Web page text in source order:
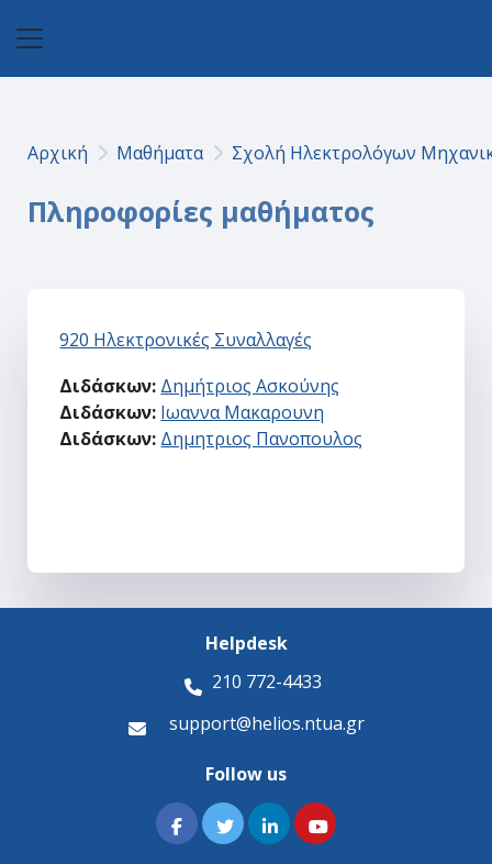
Αρχική Μαθήματα Σχολή Ηλεκτρολόγων
Πληροφορίες μαθήματος
920 Ηλεκτρονικές Συναλλαγές
Διδάσκων: Δημήτριος Ασκούνης
Διδάσκων: Ιωαννα Μακαρουνη
Διδάσκων: Δημητριος Πανοπουλος
Helpdesk
210 772-4433
support@helios.ntua.gr
Follow us